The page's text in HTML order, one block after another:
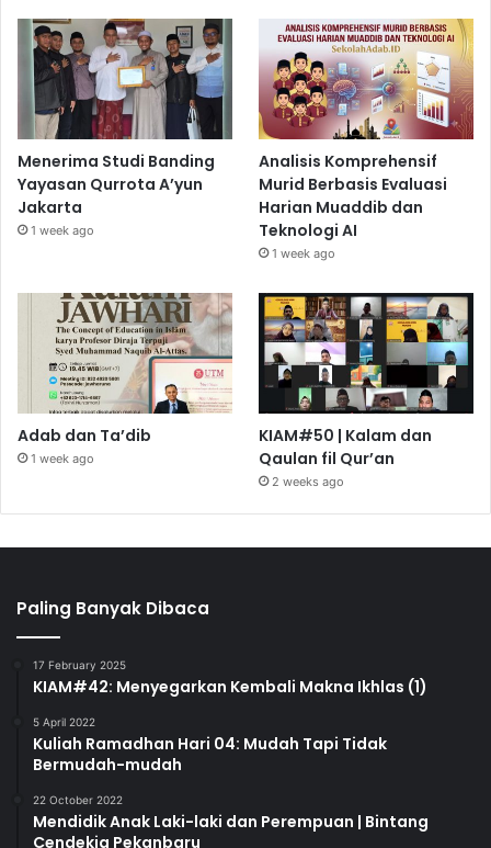
Menerima Studi Banding
Yayasan Qurrota A’yun
Jakarta
1 week ago
Analisis Komprehensif
Murid Berbasis Evaluasi
Harian Muaddib dan
Teknologi AI
1 week ago
Adab dan Ta’dib
1 week ago
KIAM#50 | Kalam dan
Qaulan fil Qur’an
2 weeks ago
Paling Banyak Dibaca
17 February 2025
KIAM#42: Menyegarkan Kembali Makna Ikhlas (1)
5 April 2022
Kuliah Ramadhan Hari 04: Mudah Tapi Tidak
Bermudah-mudah
22 October 2022
Mendidik Anak Laki-laki dan Perempuan | Bintang
Cendekia Pekanbaru